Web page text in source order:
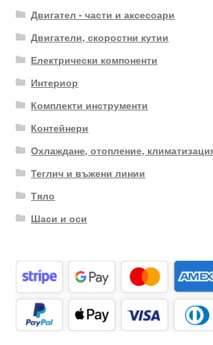
Двигател - части и аксесоари
Двигатели, скоростни кутии
Електрически компоненти
Интериор
Комплекти инструменти
Контейнери
Охлаждане, отопление,
Теглич и въжени линии
Тяло
Шаси и оси